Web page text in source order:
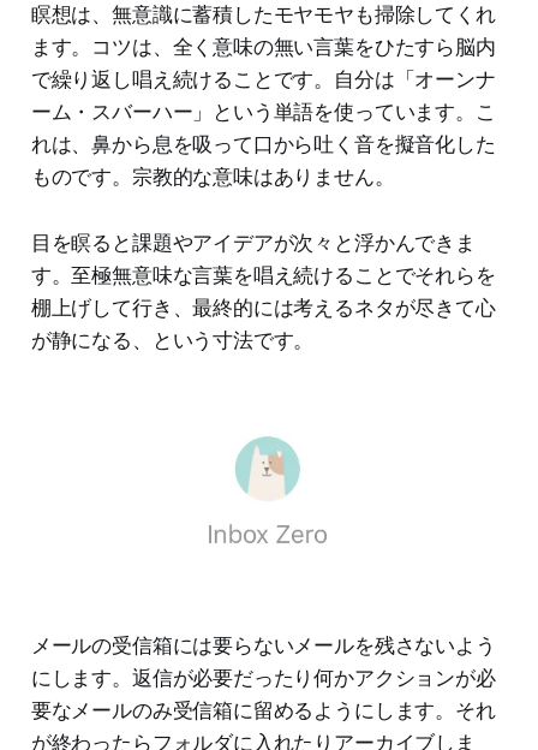
瞑想は、無意識に蓄積したモヤモヤも掃除してくれ
ます。コツは、全く意味の無い言葉をひたすら脳内
で繰り返し唱え続けることです。自分は「オーンナ
ーム・スバーハー」という単語を使っています。こ
れは、鼻から息を吸って口から吐く音を擬音化した
ものです。宗教的な意味はありません。
目を瞑ると課題やアイデアが次々と浮かんできま
す。至極無意味な言葉を唱え続けることでそれらを
棚上げして行き、最終的には考えるネタが尽きて心
が静になる、という寸法です。
メールの受信箱には要らないメールを残さないよう
にします。返信が必要だったり何かアクションが必
要なメールのみ受信箱に留めるようにします。それ
が終わったらフォルダに入れたりアーカイブしま